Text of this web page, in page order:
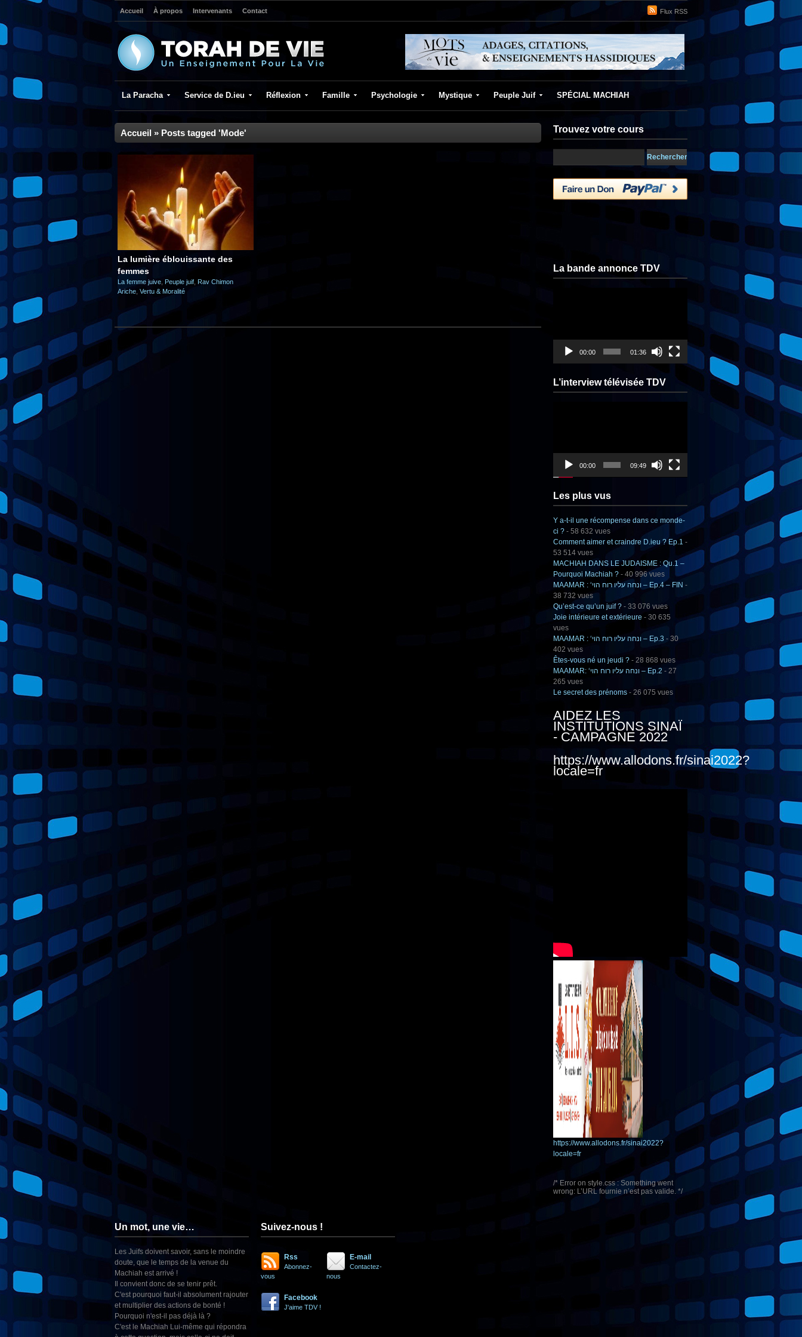
Flux RSS
Accueil À propos Intervenants Contact
La Paracha Service de D.ieu Réflexion Famille Psychologie Mystique Peuple Juif SPÉCIAL MACHIAH
Accueil » Posts tagged 'Mode'
La lumière éblouissante des
femmes
La femme juive Peuple juif Rav Chimon
Ariche Vertu & Moralité
Trouvez votre cours
La bande annonce TDV
00:00 01:36
L’interview télévisée TDV
00:00 09:49
Les plus vus
Y a-t-il une récompense dans ce monde-
ci ? - 58 632 vues
Comment aimer et craindre D.ieu ? Ep.1 -
53 514 vues
MACHIAH DANS LE JUDAISME : Qu.1 –
Pourquoi Machiah ? - 40 996 vues
MAAMAR : ‘ונחה עליו רוח הוי – Ep.4 – FIN -
38 732 vues
Qu’est-ce qu’un juif ? - 33 076 vues
Joie intérieure et extérieure - 30 635
vues
MAAMAR : ‘ונחה עליו רוח הוי – Ep.3 - 30
402 vues
Êtes-vous né un jeudi ? - 28 868 vues
MAAMAR: ‘ונחה עליו רוח הוי – Ep.2 - 27
265 vues
Le secret des prénoms - 26 075 vues
AIDEZ LES
INSTITUTIONS SINAÏ
- CAMPAGNE 2022
https://www.allodons.fr/sinai2022?
locale=fr
https://www.allodons.fr/sinai2022?
locale=fr
/* Error on style.css : Something went
wrong: L’URL fournie n’est pas valide. */
Un mot, une vie…
Les Juifs doivent savoir, sans le moindre
doute, que le temps de la venue du
Machiah est arrivé !
Il convient donc de se tenir prêt.
C'est pourquoi faut-il absolument rajouter
et multiplier des actions de bonté !
Pourquoi n'est-il pas déjà là ?
C'est le Machiah Lui-même qui répondra
Suivez-nous !
Rss
Abonnez-
vous
E-mail
Contactez-
nous
Facebook
J'aime TDV !